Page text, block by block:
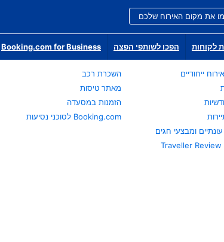
את מקום האירוח שלכם
לקוחות הפכו לשותפי הפצה Booking.com for Business
ייחודיים
ומבצעי חגים
Traveller Review
השכרת רכב
מאתר טיסות
הזמנות במסעדה
Booking.com לסוכני נסיעות